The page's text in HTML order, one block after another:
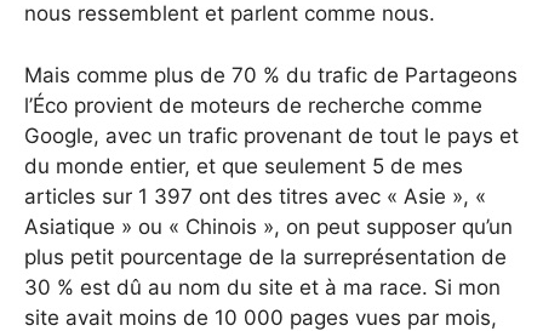
nous ressemblent et parlent comme nous.
Mais comme plus de 70 % du trafic de Partageons
l’Éco provient de moteurs de recherche comme
Google, avec un trafic provenant de tout le pays et
du monde entier, et que seulement 5 de mes
articles sur 1 397 ont des titres avec « Asie », «
Asiatique » ou « Chinois », on peut supposer qu’un
plus petit pourcentage de la surreprésentation de
30 % est dû au nom du site et à ma race. Si mon
site avait moins de 10 000 pages vues par mois,